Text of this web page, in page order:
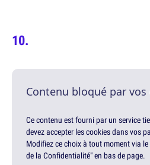
Contenu bloqué par
Ce contenu est fourni par un service
devez accepter les cookies dans vos
Modifiez ce choix à tout moment via
de la Confidentialité" en bas de page.